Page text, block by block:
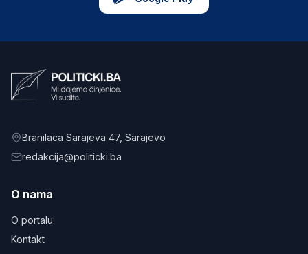
Branilaca Sarajeva 47, Sarajevo
redakcija@politicki.ba
O nama
O portalu
Kontakt